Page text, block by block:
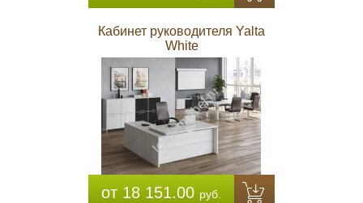
Кабинет руководителя Yalta
White
от 18 151.00 руб.